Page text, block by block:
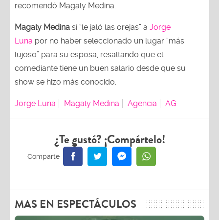
recomendó Magaly Medina.
Magaly Medina sí “le jaló las orejas” a Jorge
Luna por no haber seleccionado un lugar “más
lujoso” para su esposa, resaltando que el
comediante tiene un buen salario desde que su
show se hizo más conocido.
Jorge Luna Magaly Medina Agencia AG
¿Te gustó? ¡Compártelo!
MAS EN ESPECTÁCULOS